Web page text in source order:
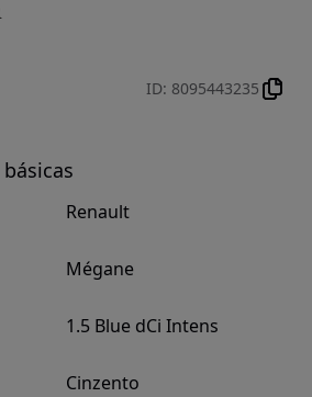
ID: 8095443235
Renault
Mégane
1.5 Blue dCi Intens
Cinzento